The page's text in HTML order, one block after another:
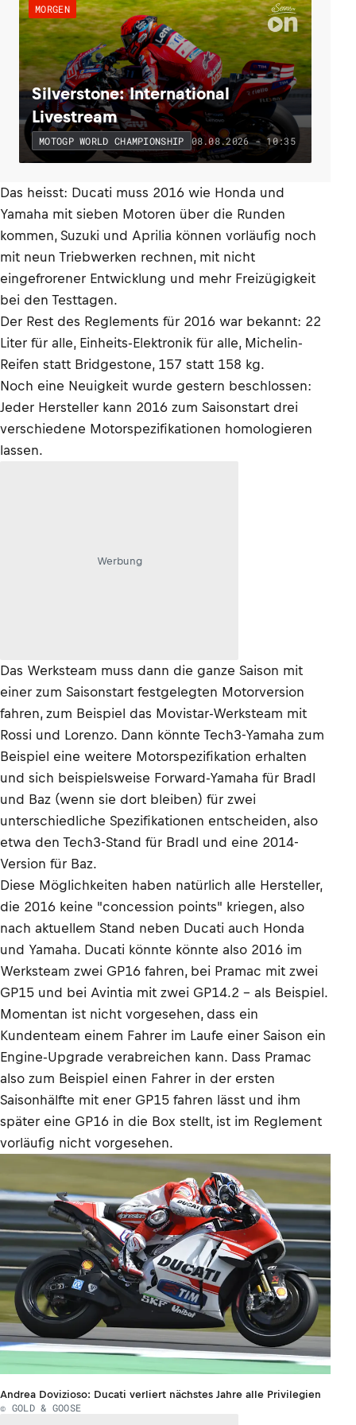
MORGEN
Silverstone: International
Livestream
MOTOGP WORLD CHAMPIONSHIP 08.08.2026 - 10:35
Das heisst: Ducati muss 2016 wie Honda und
Yamaha mit sieben Motoren über die Runden
kommen, Suzuki und Aprilia können vorläufig noch
mit neun Triebwerken rechnen, mit nicht
eingefrorener Entwicklung und mehr Freizügigkeit
bei den Testtagen.
Der Rest des Reglements für 2016 war bekannt: 22
Liter für alle, Einheits-Elektronik für alle, Michelin-
Reifen statt Bridgestone, 157 statt 158 kg.
Noch eine Neuigkeit wurde gestern beschlossen:
Jeder Hersteller kann 2016 zum Saisonstart drei
verschiedene Motorspezifikationen homologieren
lassen.
Werbung
Das Werksteam muss dann die ganze Saison mit
einer zum Saisonstart festgelegten Motorversion
fahren, zum Beispiel das Movistar-Werksteam mit
Rossi und Lorenzo. Dann könnte Tech3-Yamaha zum
Beispiel eine weitere Motorspezifikation erhalten
und sich beispielsweise Forward-Yamaha für Bradl
und Baz (wenn sie dort bleiben) für zwei
unterschiedliche Spezifikationen entscheiden, also
etwa den Tech3-Stand für Bradl und eine 2014-
Version für Baz.
Diese Möglichkeiten haben natürlich alle Hersteller,
die 2016 keine "concession points" kriegen, also
nach aktuellem Stand neben Ducati auch Honda
und Yamaha. Ducati könnte könnte also 2016 im
Werksteam zwei GP16 fahren, bei Pramac mit zwei
GP15 und bei Avintia mit zwei GP14.2 – als Beispiel.
Momentan ist nicht vorgesehen, dass ein
Kundenteam einem Fahrer im Laufe einer Saison ein
Engine-Upgrade verabreichen kann. Dass Pramac
also zum Beispiel einen Fahrer in der ersten
Saisonhälfte mit ener GP15 fahren lässt und ihm
später eine GP16 in die Box stellt, ist im Reglement
vorläufig nicht vorgesehen.
Andrea Dovizioso: Ducati verliert nächstes Jahre alle Privilegien
© GOLD & GOOSE